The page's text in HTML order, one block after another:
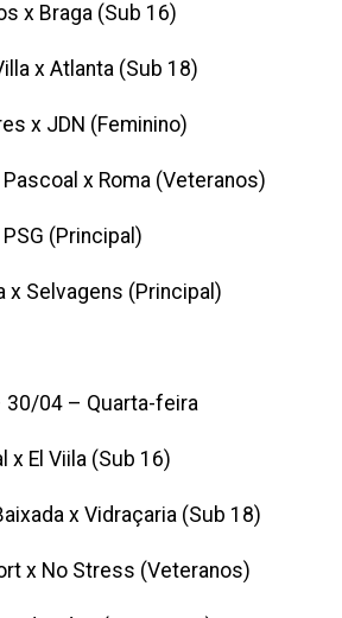
x Braga (Sub 16)
x Atlanta (Sub 18)
x JDN (Feminino)
x Roma (Veteranos)
(Principal)
x Selvagens (Principal)
30/04 – Quarta-feira
x El Viila (Sub 16)
x Vidraçaria (Sub 18)
x No Stress (Veteranos)